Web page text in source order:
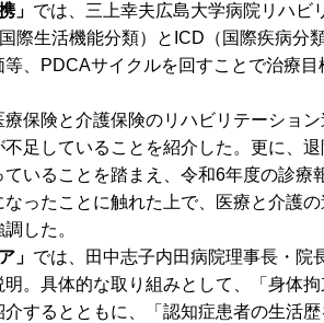
」 では、三上幸夫広島大学病院リハビ
際生活機能分類）とICD（国際疾病分
、PDCAサイクルを回すことで治療
保険と介護保険のリハビリテーション
足していることを紹介した。更に、
いることを踏まえ、令和6年度の診療
ったことに触れた上で、医療と介護
した。
」 では、田中志子内田病院理事長・院
。具体的な取り組みとして、「身体
するとともに、「認知症患者の生活